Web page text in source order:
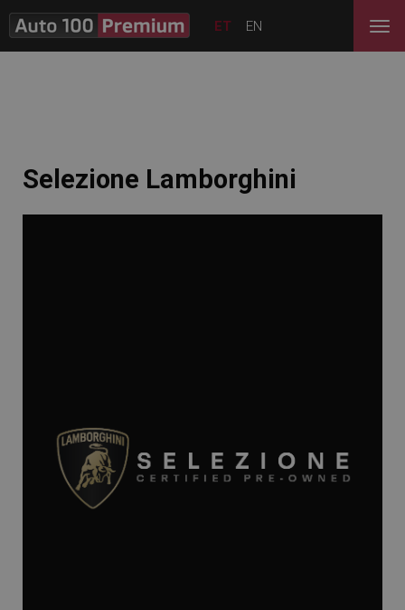
ET EN
Selezione Lamborghini